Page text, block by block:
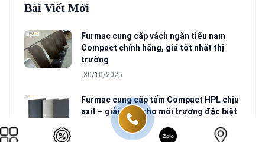
Bài Viết Mới
Furmac cung cấp vách ngăn tiểu nam
Compact chính hãng, giá tốt nhất thị
trường
30/10/2025
Furmac cung cấp tấm Compact HPL chịu
axit – giải pháp cho môi trường đặc biệt
29/10/2025